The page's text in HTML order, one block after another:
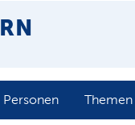
Personen Themen